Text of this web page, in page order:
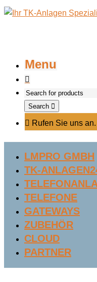
Menu
Search
Rufen Sie uns an.
LMPRO GMBH
TK-
TELEFONE
GATEWAYS
ZUBEHÖR
CLOUD
PARTNER